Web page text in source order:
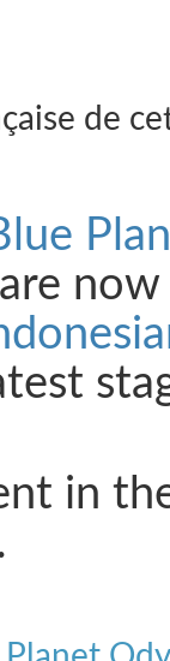
de
now
in